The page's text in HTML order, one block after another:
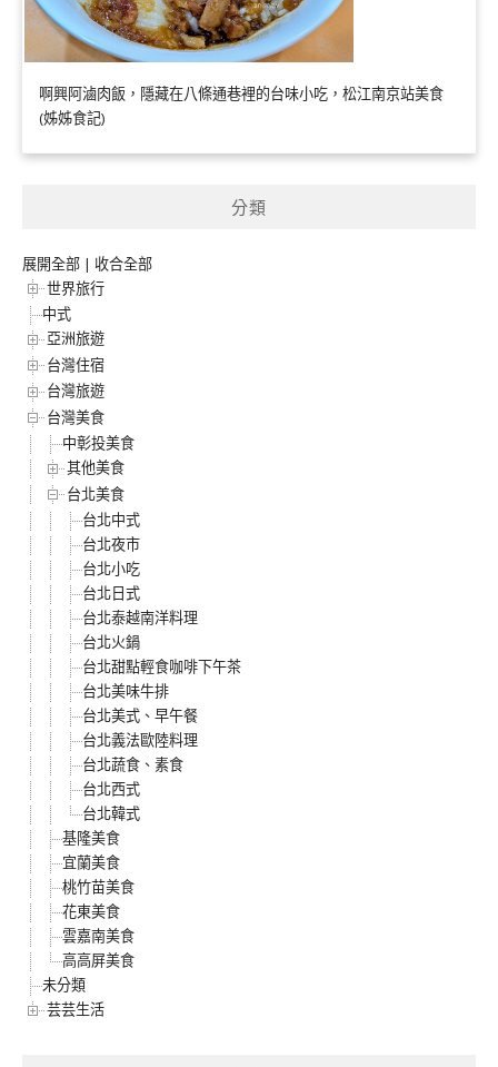
啊興阿滷肉飯，隱藏在八條通巷裡的台味小吃，松江南京站美食
(姊姊食記)
分類
展開全部 | 收合全部
世界旅行
中式
亞洲旅遊
台灣住宿
台灣旅遊
台灣美食
中彰投美食
其他美食
台北美食
台北中式
台北夜市
台北小吃
台北日式
台北泰越南洋料理
台北火鍋
台北甜點輕食咖啡下午茶
台北美味牛排
台北美式、早午餐
台北義法歐陸料理
台北蔬食、素食
台北西式
台北韓式
基隆美食
宜蘭美食
桃竹苗美食
花東美食
雲嘉南美食
高高屏美食
未分類
芸芸生活